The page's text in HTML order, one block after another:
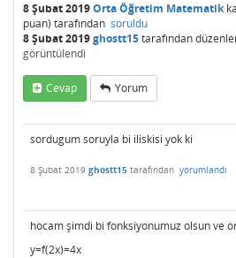
8 Şubat 2019Orta Öğretim Matematik
puan) tarafından soruldu
8 Şubat 2019ghostt15tarafından
görüntülendi
Cevap Yorum
sordugum soruyla bi iliskisi yok ki
8 Şubat 2019 ghostt15 tarafından yorumlandı
hocam şimdi bi fonksiyonumuz olsun ve
y=f(2x)=4x